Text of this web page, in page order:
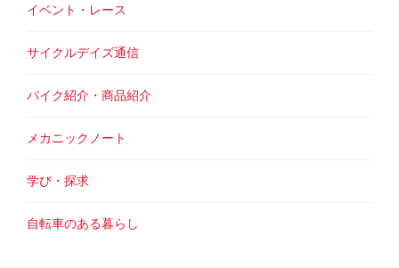
イベント・レース
サイクルデイズ通信
バイク紹介・商品紹介
メカニックノート
学び・探求
自転車のある暮らし